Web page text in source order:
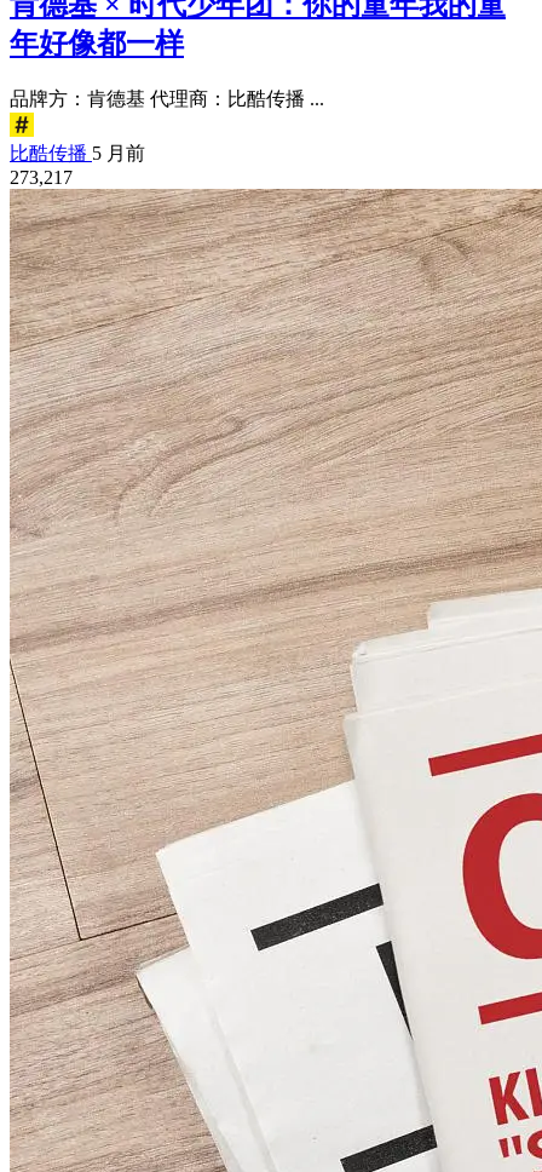
年好像都一样
品牌方：肯德基 代理商：比酷传播 ...
比酷传播 5 月前
273,217